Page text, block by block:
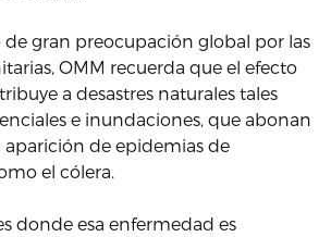
gran preocupación global por las
OMM recuerda que el efecto
a desastres naturales tales
e inundaciones, que abonan
aparición de epidemias de
el cólera.
donde esa enfermedad es